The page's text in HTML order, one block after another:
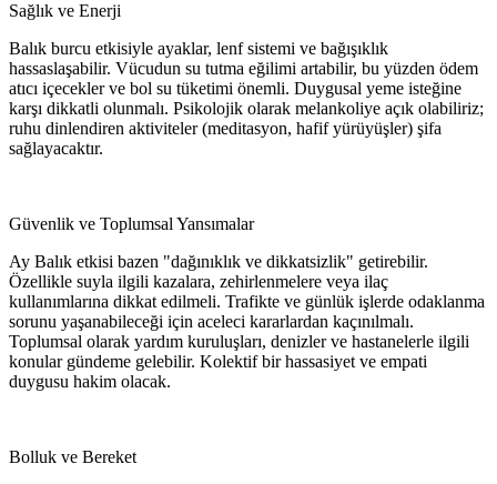
Sağlık ve Enerji
Balık burcu etkisiyle ayaklar, lenf sistemi ve bağışıklık
hassaslaşabilir. Vücudun su tutma eğilimi artabilir, bu yüzden ödem
atıcı içecekler ve bol su tüketimi önemli. Duygusal yeme isteğine
karşı dikkatli olunmalı. Psikolojik olarak melankoliye açık olabiliriz;
ruhu dinlendiren aktiviteler (meditasyon, hafif yürüyüşler) şifa
sağlayacaktır.
Güvenlik ve Toplumsal Yansımalar
Ay Balık etkisi bazen "dağınıklık ve dikkatsizlik" getirebilir.
Özellikle suyla ilgili kazalara, zehirlenmelere veya ilaç
kullanımlarına dikkat edilmeli. Trafikte ve günlük işlerde odaklanma
sorunu yaşanabileceği için aceleci kararlardan kaçınılmalı.
Toplumsal olarak yardım kuruluşları, denizler ve hastanelerle ilgili
konular gündeme gelebilir. Kolektif bir hassasiyet ve empati
duygusu hakim olacak.
Bolluk ve Bereket